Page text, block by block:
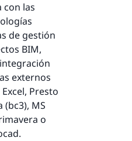
con las
de gestión
BIM,
externos
Presto
(bc3), MS
o